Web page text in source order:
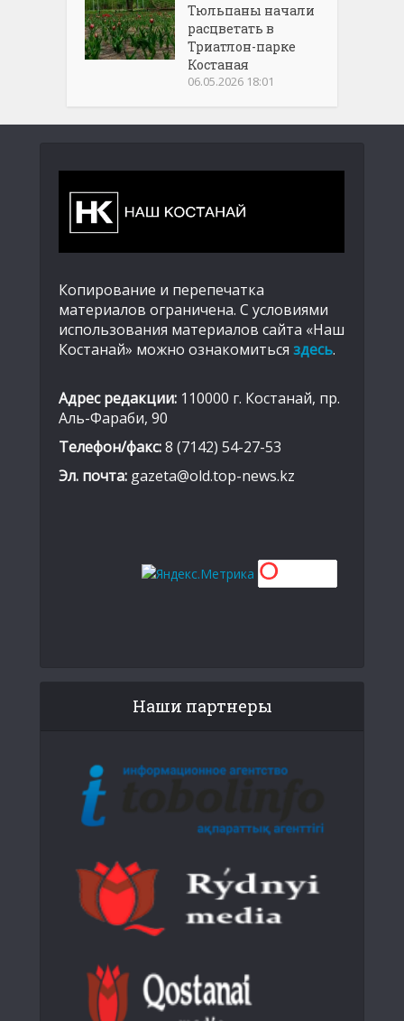
Тюльпаны начали
расцветать в
Триатлон-парке
Костаная
06.05.2026 18:01
Копирование и перепечатка
материалов ограничена. С условиями
использования материалов сайта «Наш
Костанай» можно ознакомиться здесь.
Адрес редакции: 110000 г. Костанай, пр.
Аль-Фараби, 90
Телефон/факс:8 (7142) 54-27-53
Эл. почта: gazeta@old.top-news.kz
Наши партнеры